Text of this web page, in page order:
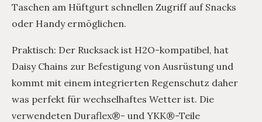
Taschen am Hüftgurt schnellen Zugriff auf Snacks
oder Handy ermöglichen.
Praktisch: Der Rucksack ist H2O-kompatibel, hat
Daisy Chains zur Befestigung von Ausrüstung und
kommt mit einem integrierten Regenschutz daher
was perfekt für wechselhaftes Wetter ist. Die
verwendeten Duraflex®- und YKK®-Teile